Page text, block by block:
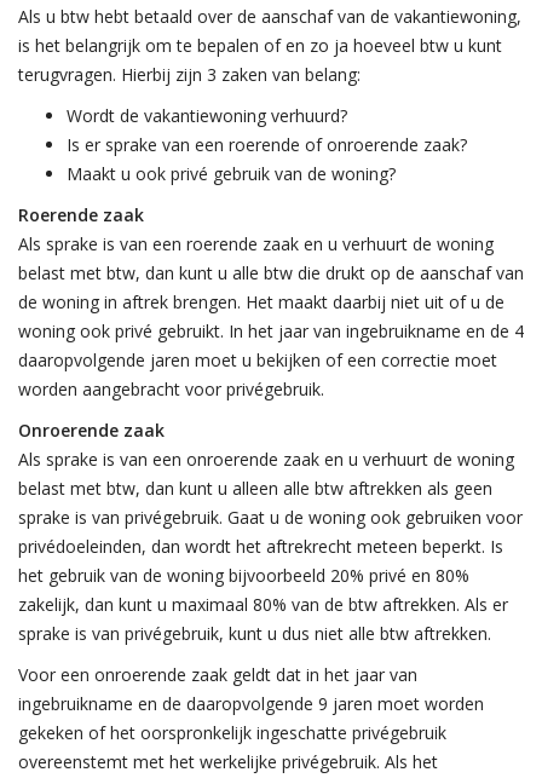
Als u btw hebt betaald over de aanschaf van de vakantiewoning,
is het belangrijk om te bepalen of en zo ja hoeveel btw u kunt
terugvragen. Hierbij zijn 3 zaken van belang:
Wordt de vakantiewoning verhuurd?
Is er sprake van een roerende of onroerende zaak?
Maakt u ook privé gebruik van de woning?
Roerende zaak
Als sprake is van een roerende zaak en u verhuurt de woning
belast met btw, dan kunt u alle btw die drukt op de aanschaf van
de woning in aftrek brengen. Het maakt daarbij niet uit of u de
woning ook privé gebruikt. In het jaar van ingebruikname en de 4
daaropvolgende jaren moet u bekijken of een correctie moet
worden aangebracht voor privégebruik.
Onroerende zaak
Als sprake is van een onroerende zaak en u verhuurt de woning
belast met btw, dan kunt u alleen alle btw aftrekken als geen
sprake is van privégebruik. Gaat u de woning ook gebruiken voor
privédoeleinden, dan wordt het aftrekrecht meteen beperkt. Is
het gebruik van de woning bijvoorbeeld 20% privé en 80%
zakelijk, dan kunt u maximaal 80% van de btw aftrekken. Als er
sprake is van privégebruik, kunt u dus niet alle btw aftrekken.
Voor een onroerende zaak geldt dat in het jaar van
ingebruikname en de daaropvolgende 9 jaren moet worden
gekeken of het oorspronkelijk ingeschatte privégebruik
overeenstemt met het werkelijke privégebruik. Als het